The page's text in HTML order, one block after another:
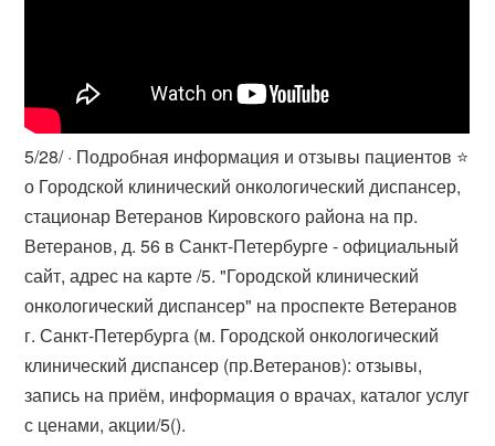
5/28/ · Подробная информация и отзывы пациентов ⭐️
о Городской клинический онкологический диспансер,
стационар Ветеранов Кировского района на пр.
Ветеранов, д. 56 в Санкт-Петербурге - официальный
сайт, адрес на карте /5. "Городской клинический
онкологический диспансер" на проспекте Ветеранов
г. Санкт-Петербурга (м. Городской онкологический
клинический диспансер (пр.Ветеранов): отзывы,
запись на приём, информация о врачах, каталог услуг
с ценами, акции/5().